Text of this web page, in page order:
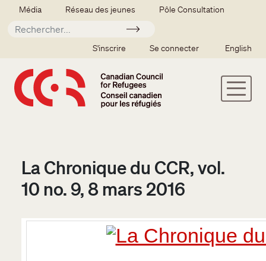
Aller au contenu principal
Secondary menu
Média Réseau des jeunes Pôle Consultation
Soumettre
SSO user menu
S'inscrire Se connecter English
La Chronique du CCR, vol.
10 no. 9, 8 mars 2016